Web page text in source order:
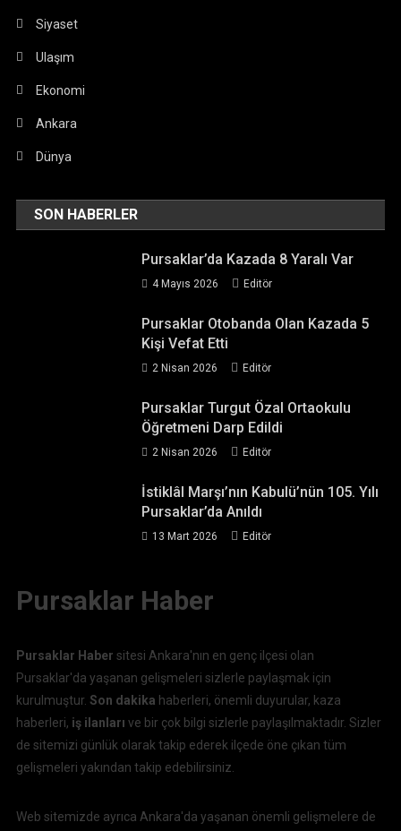
Siyaset
Ulaşım
Ekonomi
Ankara
Dünya
SON HABERLER
Pursaklar’da Kazada 8 Yaralı Var
4 Mayıs 2026 Editör
Pursaklar Otobanda Olan Kazada 5
Kişi Vefat Etti
2 Nisan 2026 Editör
Pursaklar Turgut Özal Ortaokulu
Öğretmeni Darp Edildi
2 Nisan 2026 Editör
İstiklâl Marşı’nın Kabulü’nün 105. Yılı
Pursaklar’da Anıldı
13 Mart 2026 Editör
Pursaklar Haber
Pursaklar Haber sitesi Ankara'nın en genç ilçesi olan
Pursaklar'da yaşanan gelişmeleri sizlerle paylaşmak için
kurulmuştur. Son dakika haberleri, önemli duyurular, kaza
haberleri, iş ilanlarıve bir çok bilgi sizlerle paylaşılmaktadır. Sizler
de sitemizi günlük olarak takip ederek ilçede öne çıkan tüm
gelişmeleri yakından takip edebilirsiniz.
Web sitemizde ayrıca Ankara'da yaşanan önemli gelişmelere de